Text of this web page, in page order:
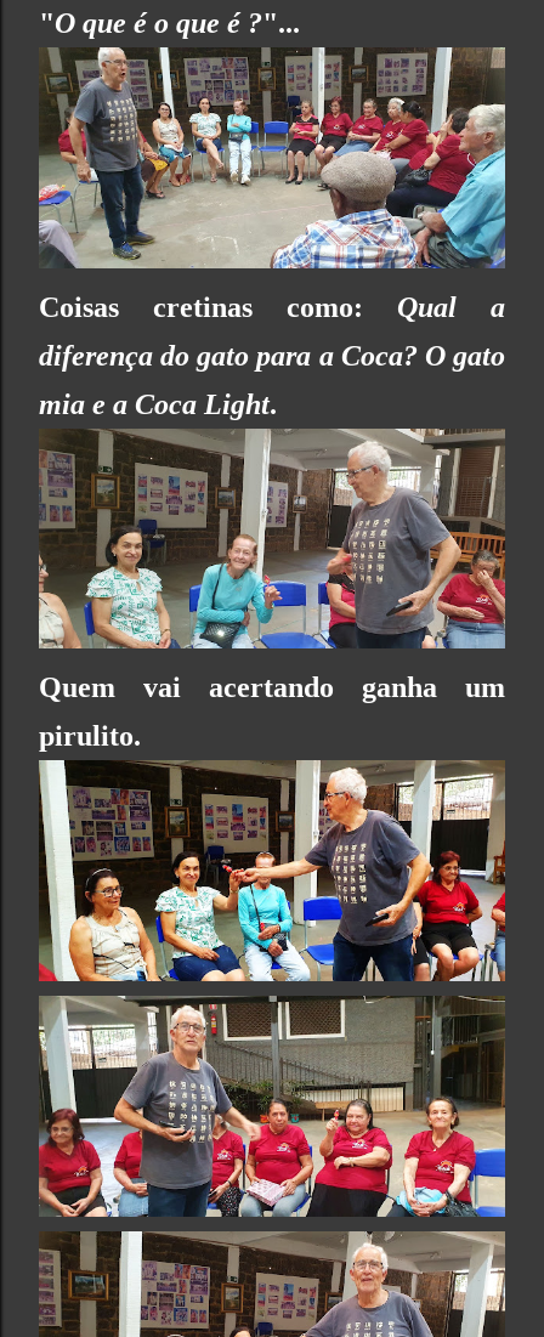
"O que é o que é ?"...
Coisas cretinas como: Qual a
diferença do gato para a Coca? O gato
mia e a Coca Light.
Quem vai acertando ganha um
pirulito.